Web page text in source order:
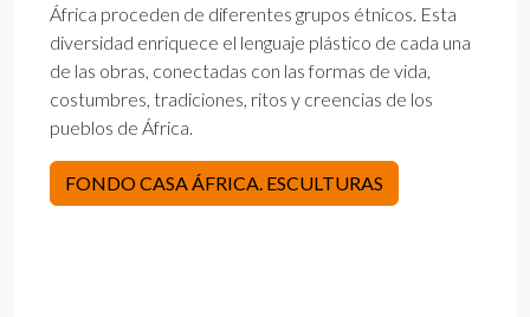
África proceden de diferentes grupos étnicos. Esta
diversidad enriquece el lenguaje plástico de cada una
de las obras, conectadas con las formas de vida,
costumbres, tradiciones, ritos y creencias de los
pueblos de África.
FONDO CASA ÁFRICA. ESCULTURAS